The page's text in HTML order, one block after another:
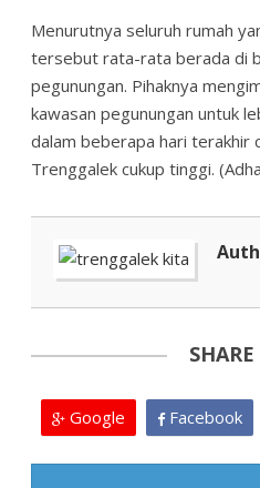
Menurutnya seluruh rumah
tersebut rata-rata berada di
pegunungan. Pihaknya
kawasan pegunungan untuk
dalam beberapa hari terakhir
Trenggalek cukup tinggi.
Google Facebook